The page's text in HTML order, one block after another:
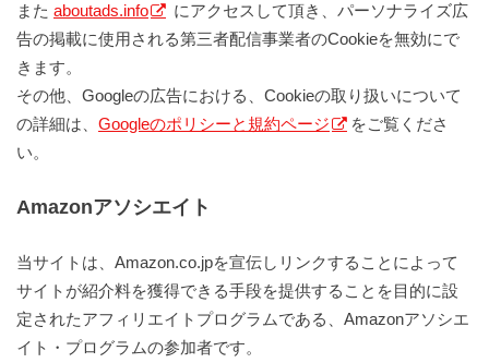
また aboutads.info
にアクセスして頂き、パーソナライズ広
告の掲載に使用される第三者配信事業者のCookieを無効にで
きます。
その他、Googleの広告における、Cookieの取り扱いについて
の詳細は、 Googleのポリシーと規約ページ
をご覧くださ
い。
Amazonアソシエイト
当サイトは、Amazon.co.jpを宣伝しリンクすることによって
サイトが紹介料を獲得できる手段を提供することを目的に設
定されたアフィリエイトプログラムである、Amazonアソシエ
イト・プログラムの参加者です。